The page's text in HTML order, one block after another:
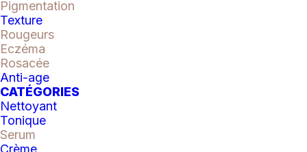
Pigmentation
Texture
Rougeurs
Eczéma
Rosacée
Anti-age
CATÉGORIES
Nettoyant
Tonique
Serum
Crème
Disponible seulement en clinique, réservez
votre consultation avec nous pour déterminer
si ce produit vous convient.
Réparez la peau fragilisée grâce à ce
sérum exceptionnellement puissant,
reconnu pour neutraliser les toxines,